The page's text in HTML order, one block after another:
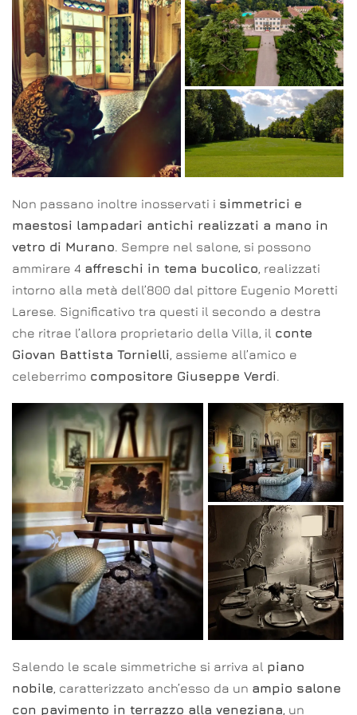
Non passano inoltre inosservati i simmetrici e
maestosi lampadari antichi realizzati a mano in
vetro di Murano. Sempre nel salone, si possono
ammirare 4 affreschi in tema bucolico, realizzati
intorno alla metà dell’800 dal pittore Eugenio Moretti
Larese. Significativo tra questi il secondo a destra
che ritrae l’allora proprietario della Villa, il conte
Giovan Battista Tornielli, assieme all’amico e
celeberrimo compositore Giuseppe Verdi.
Salendo le scale simmetriche si arriva al piano
nobile , caratterizzato anch’esso da un ampio salone
con pavimento in terrazzo alla veneziana , un